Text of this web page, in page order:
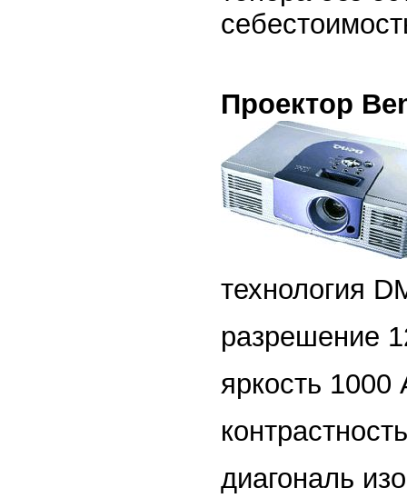
Проектор
технология
разрешение
яркость 1000
диагональ